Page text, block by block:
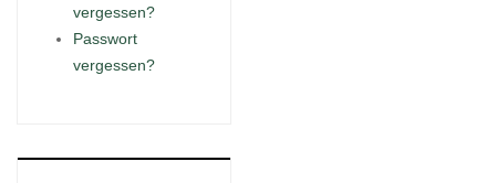
vergessen?
Passwort
vergessen?